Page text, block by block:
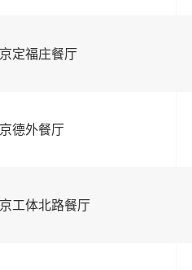
定福庄餐厅
德外餐厅
工体北路餐厅